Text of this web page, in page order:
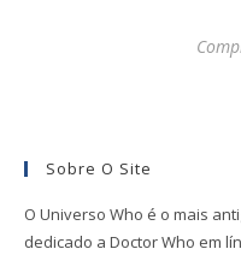
Sobre O Site
O Universo Who é o mais
dedicado a Doctor Who em